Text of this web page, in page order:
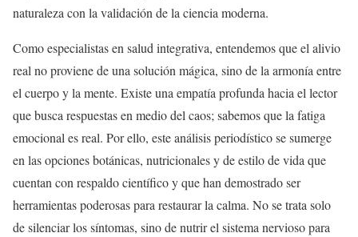
naturaleza con la validación de la ciencia moderna.
Como especialistas en salud integrativa, entendemos que el alivio
real no proviene de una solución mágica, sino de la armonía entre
el cuerpo y la mente. Existe una empatía profunda hacia el lector
que busca respuestas en medio del caos; sabemos que la fatiga
emocional es real. Por ello, este análisis periodístico se sumerge
en las opciones botánicas, nutricionales y de estilo de vida que
cuentan con respaldo científico y que han demostrado ser
herramientas poderosas para restaurar la calma. No se trata solo
de silenciar los síntomas, sino de nutrir el sistema nervioso para